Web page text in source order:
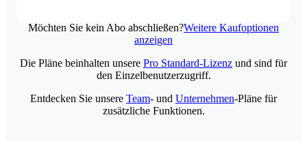
Möchten Sie kein Abo abschließen?Weitere Kaufoptionen
anzeigen
Die Pläne beinhalten unsere Pro Standard-Lizenz und sind für
den Einzelbenutzerzugriff.
Entdecken Sie unsere Team- und Unternehmen-Pläne für
zusätzliche Funktionen.